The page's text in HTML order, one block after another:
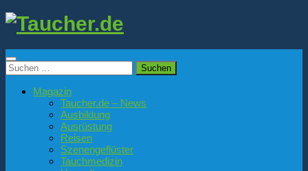
Suchen
nach:
Magazin
Taucher.de – News
Ausbildung
Ausrüstung
Reisen
Szenengeflüster
Tauchmedizin